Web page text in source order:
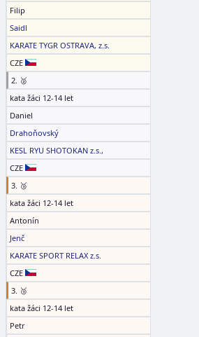
Filip
Saidl
KARATE TYGR OSTRAVA, z.s.
CZE
2. 🥈
kata žáci 12-14 let
Daniel
Drahoňovský
KESL RYU SHOTOKAN z.s.,
CZE
3. 🥉
kata žáci 12-14 let
Antonín
Jenč
KARATE SPORT RELAX z.s.
CZE
3. 🥉
kata žáci 12-14 let
Petr